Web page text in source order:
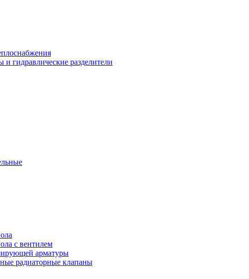
гидравлические разделители
с вентилем
арматуры
радиаторные клапаны